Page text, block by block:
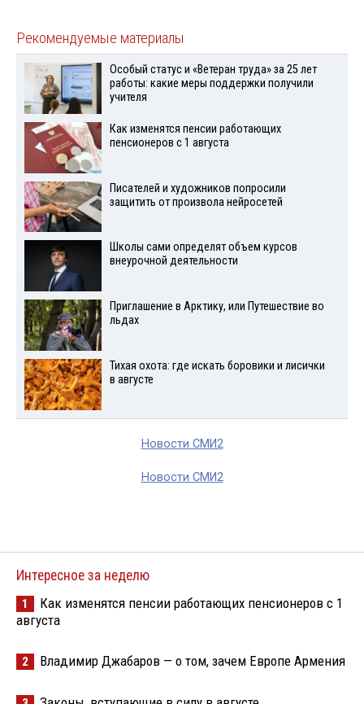
Рекомендуемые материалы
Особый статус и «Ветеран труда» за 25 лет
работы: какие меры поддержки получили
учителя
Как изменятся пенсии работающих
пенсионеров с 1 августа
Писателей и художников попросили
защитить от произвола нейросетей
Школы сами определят объем курсов
внеурочной деятельности
Приглашение в Арктику, или Путешествие во
льдах
Тихая охота: где искать боровики и лисички
в августе
Новости СМИ2
Новости СМИ2
Интересное за неделю
1
Как изменятся пенсии работающих пенсионеров с 1
августа
2 Владимир Джабаров — о том, зачем Европе Армения